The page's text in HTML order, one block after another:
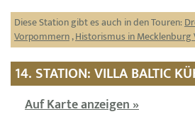
Diese Station gibt es auch in den Touren:
Vorpommern,Historismus in
14. STATION: VILLA BALTIC
Auf Karte anzeigen »